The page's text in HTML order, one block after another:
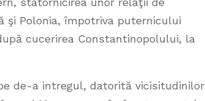
şi Polonia, împotriva puternicului
cucerirea Constantinopolului, la
de-a intregul, datorită vicisitudinilor